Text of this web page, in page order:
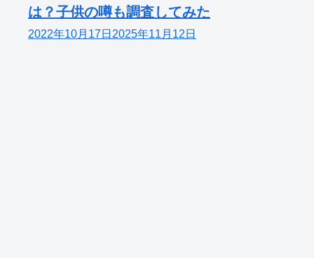
は？子供の噂も調査してみた
2022年10月17日 2025年11月12日